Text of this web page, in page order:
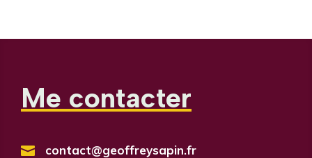
Me contacter

contact@geoffreysapin.fr